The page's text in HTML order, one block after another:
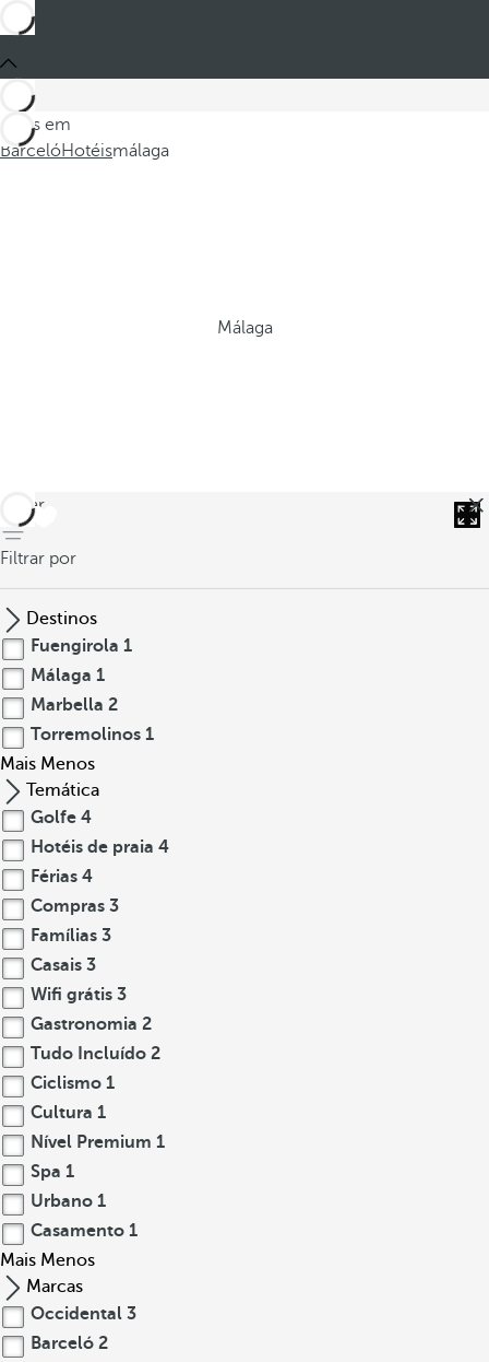
Estes em
BarcelóHotéismálaga
Málaga
voltar
Filtrar por
Destinos
Fuengirola 1
Málaga 1
Marbella 2
Torremolinos 1
Mais Menos
Temática
Golfe 4
Hotéis de praia 4
Férias 4
Compras 3
Famílias 3
Casais 3
Wifi grátis 3
Gastronomia 2
Tudo Incluído 2
Ciclismo 1
Cultura 1
Nível Premium 1
Spa 1
Urbano 1
Casamento 1
Mais Menos
Marcas
Occidental 3
Barceló 2